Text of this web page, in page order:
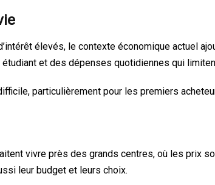
élevés, le contexte économique actuel
et des dépenses quotidiennes qui
particulièrement pour les premiers
vivre près des grands centres, où les prix
leur budget et leurs choix.